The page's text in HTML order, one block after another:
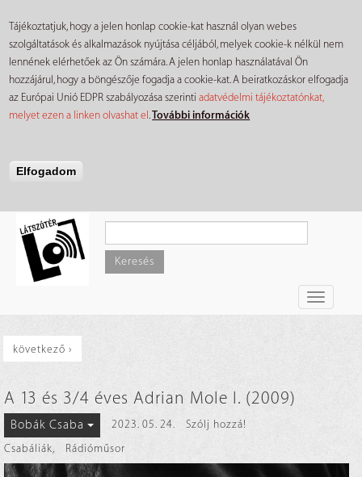
Tájékoztatjuk, hogy a jelen honlap cookie-kat használ olyan webes
szolgáltatások és alkalmazások nyújtása céljából, melyek cookie-k nélkül nem
lennének elérhetőek az Ön számára. A jelen honlap használatával Ön
hozzájárul, hogy a böngészője fogadja a cookie-kat. A beiratkozáskor elfogadja
az Európai Unió EDPR szabályozása szerintiadatvédelmi tájékoztatónkat,
melyet ezen a linken olvashat el.További információk
Elfogadom
tartalomra
Keresés
Toggle
következő ›
A 13 és 3/4 éves Adrian Mole I. (2009)
Bobák Csaba 2023. 05. 24.
Szólj hozzá!
Csabáliák, Rádióműsor